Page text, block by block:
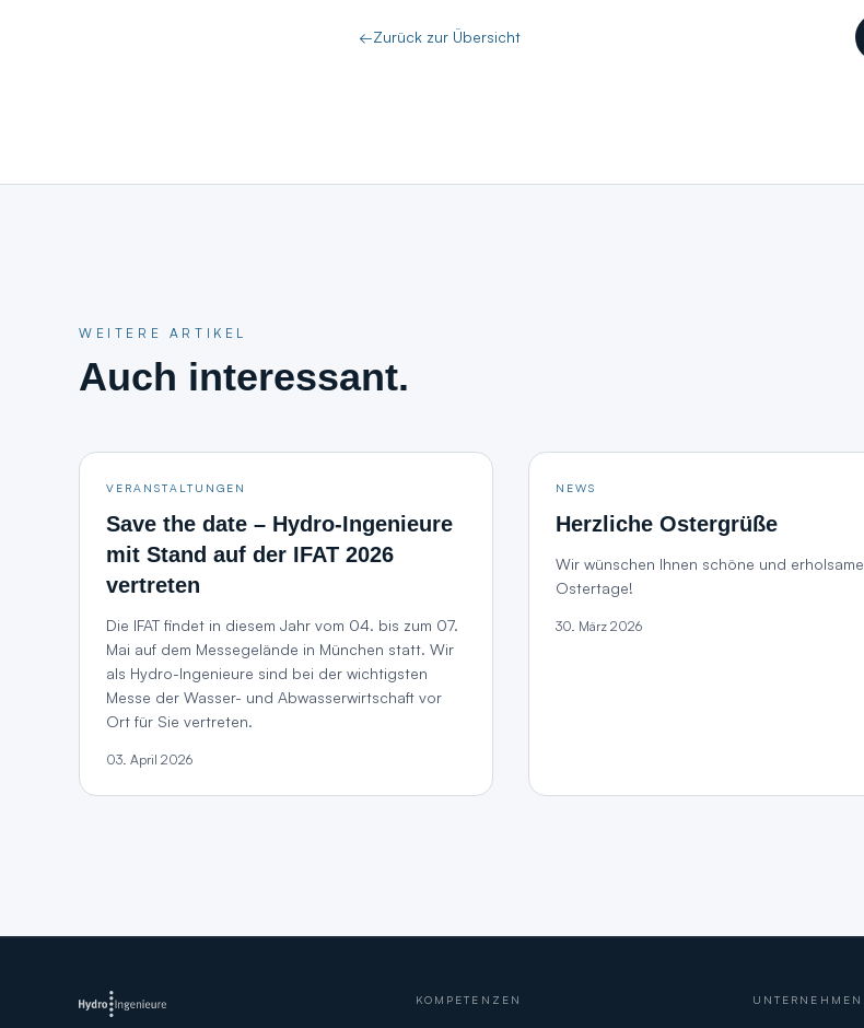
←Zurück zur Übersicht
WEITERE ARTIKEL
Auch interessant.
VERANSTALTUNGEN
Save the date – Hydro-Ingenieure
mit Stand auf der IFAT 2026
vertreten
Die IFAT findet in diesem Jahr vom 04. bis zum 07.
Mai auf dem Messegelände in München statt. Wir
als Hydro-Ingenieure sind bei der wichtigsten
Messe der Wasser- und Abwasserwirtschaft vor
Ort für Sie vertreten.
03. April 2026
NEWS
Herzliche Ostergrüße
Wir wünschen Ihnen schöne und erholsame
Ostertage!
30. März 2026
KOMPETENZEN UNTERNEHMEN